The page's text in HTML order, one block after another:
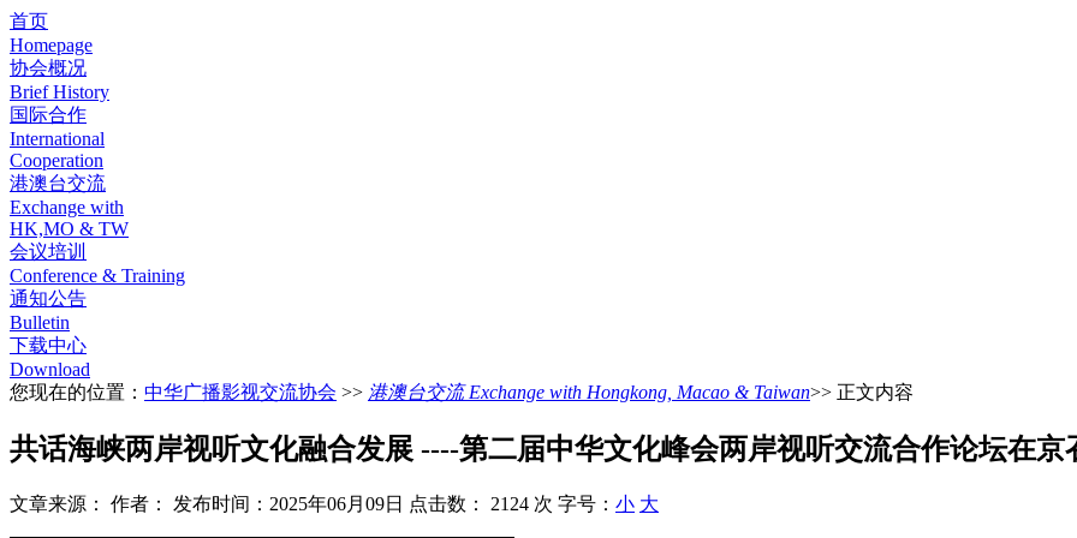
首页
Homepage
协会概况
Brief History
国际合作
International
Cooperation
港澳台交流
Exchange with
HK,MO & TW
会议培训
Conference & Training
通知公告
Bulletin
下载中心
Download
您现在的位置： 中华广播影视交流协会 >> 港澳台交流 Exchange with Hongkong, Macao & Taiwan>> 正文内容
共话海峡两岸视听文化融合发展 ----第二届中华文化峰会两岸视听交流合作论坛在京
文章来源： 作者： 发布时间：2025年06月09日 点击数： 2124 次 字号： 小 大